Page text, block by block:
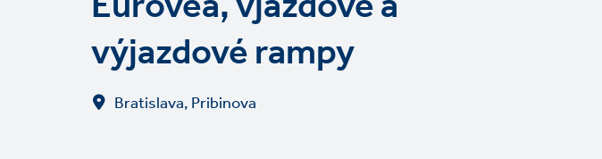
výjazdové rampy
Bratislava, Pribinova